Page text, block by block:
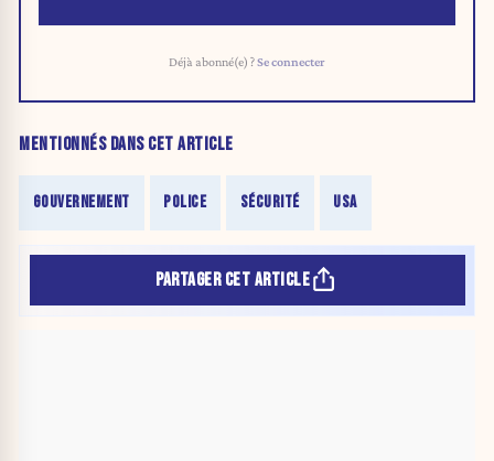
Déjà abonné(e) ?Se connecter
MENTIONNÉS DANS CET ARTICLE
GOUVERNEMENT POLICE SÉCURITÉ USA
PARTAGER CET ARTICLE